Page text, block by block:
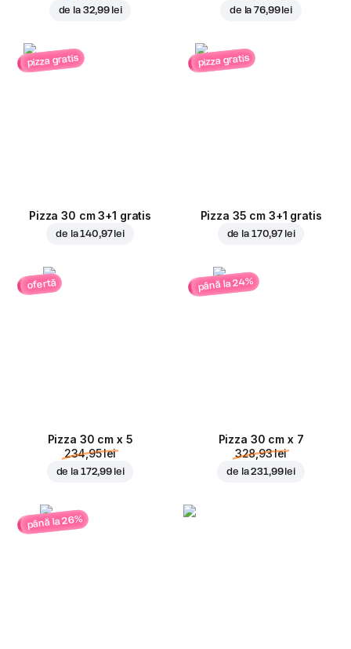
de la 32,99 lei de la76,99 lei
pizza gratis
Pizza 30 cm 3+1 gratis
de la140,97 lei
pizza gratis
Pizza 35 cm 3+1 gratis
de la 170,97 lei
ofertă
Pizza 30 cm x 5
234,95 lei
de la 172,99 lei
până la 24%
Pizza 30 cm x 7
328,93 lei
de la231,99 lei
până la 26%